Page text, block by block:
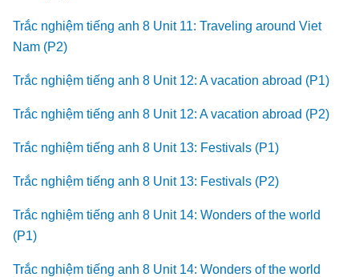
Trắc nghiệm tiếng anh 8 Unit 11: Traveling around Viet
Nam (P2)
Trắc nghiệm tiếng anh 8 Unit 12: A vacation abroad (P1)
Trắc nghiệm tiếng anh 8 Unit 12: A vacation abroad (P2)
Trắc nghiệm tiếng anh 8 Unit 13: Festivals (P1)
Trắc nghiệm tiếng anh 8 Unit 13: Festivals (P2)
Trắc nghiệm tiếng anh 8 Unit 14: Wonders of the world
(P1)
Trắc nghiệm tiếng anh 8 Unit 14: Wonders of the world